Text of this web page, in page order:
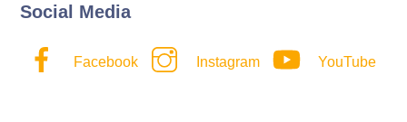
Social Media
Facebook Instagram YouTube